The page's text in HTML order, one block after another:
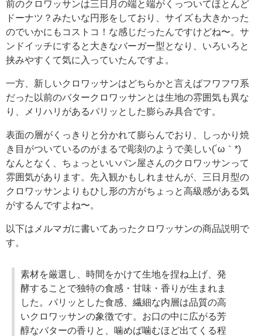
前のクロワッサンは三日月の端と端がくっついてほとんど
ドーナツ？みたいな円形をしており、サイズも大きかった
のでいかにもコストコ！な感じだったんですけどね〜。サ
ンドイッチにすると大きなバーガー型となり、いろいろと
挟みやすくて気に入っていたんですよ。
一方、新しいクロワッサンはどちらかと言えばフワフワ系
だった以前のバタークロワッサンとは生地の雰囲気も異な
り、メリハリがあるパリッとした膨らみ具合です。
表面の層がくっきりと分かれて膨らんでおり、しっかり焼
き目がついているのがまるで彫刻のようで美しい(´ω｀*)
なんとなく、ちょっといいパン屋さんのクロワッサンって
雰囲気があります。先入観かもしれませんが、三日月型の
クロワッサンよりもひし形の方がちょっと高級感がある気
がするんですよね〜。
以下はメルマガに書いてあったクロワッサンの商品説明で
す。
素材を厳選し、時間をかけて生地を捏ね上げ、発
酵することで独特の食感・甘味・香りが生まれま
した。パリッとした食感、繊細な内層は品質の高
いクロワッサンの象徴です。お口の中に広がる芳
醇なバターの香りと、噛めば噛むほど出てくる程